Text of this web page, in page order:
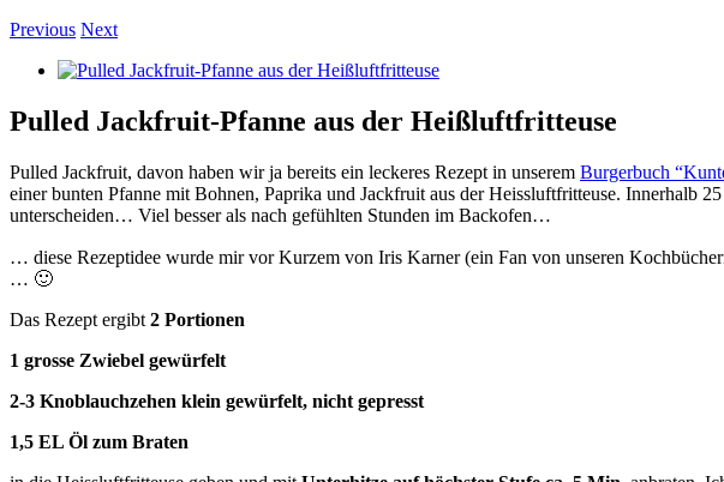
Previous Next
View
Image
Pulled Jackfruit-Pfanne aus der Heißluftfritteuse
Pulled Jackfruit, davon haben wir ja bereits ein leckeres Rezept in unserem Burgerbuch
einer bunten Pfanne mit Bohnen, Paprika und Jackfruit aus der Heissluftfritteuse. Innerhalb
unterscheiden… Viel besser als nach gefühlten Stunden im Backofen…
… diese Rezeptidee wurde mir vor Kurzem von Iris Karner (ein Fan von unseren
… 🙂
Das Rezept ergibt 2 Portionen
1 grosse Zwiebel gewürfelt
2-3 Knoblauchzehen klein gewürfelt, nicht gepresst
1,5 EL Öl zum Braten